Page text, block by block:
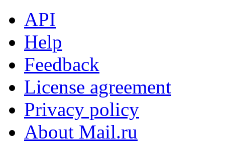
API
Help
Feedback
License agreement
Privacy policy
About Mail.ru